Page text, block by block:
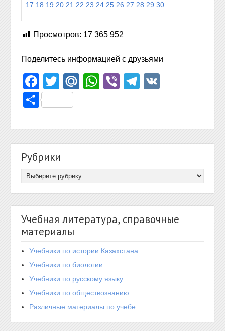
17 18 19 20 21 22 23 24 25 26 27 28 29 30
Просмотров: 17 365 952
Поделитесь информацией с друзьями
Facebook
TwitterMail.Ru
WhatsApp
ViberTelegram
Отправить
Рубрики
Учебная литература, справочные
материалы
Учебники по истории Казахстана
Учебники по биологии
Учебники по русскому языку
Учебники по обществознанию
Различные материалы по учебе